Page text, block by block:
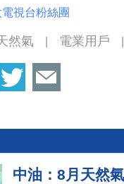
視台粉絲團
然氣 電業用戶
中油：8月天然